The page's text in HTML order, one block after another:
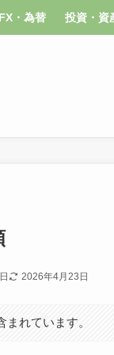
FX・為替 投資・資
2026年4月23日
れています。